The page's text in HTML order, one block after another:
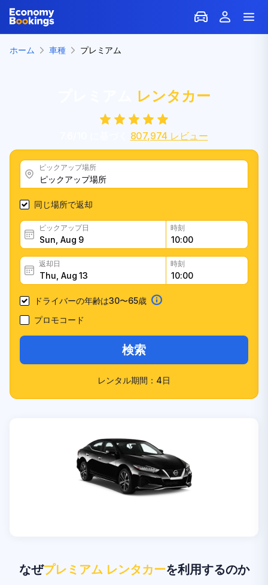
ホーム 車種 プレミアム
レンタカー
807,974 レビュー
ピックアップ場所
同じ場所で返却
ピックアップ日 時刻
返却日 時刻
ドライバーの年齢は30〜65歳
プロモコード
検索
レンタル期間：4日
なぜプレミアム レンタカーを利用するのか